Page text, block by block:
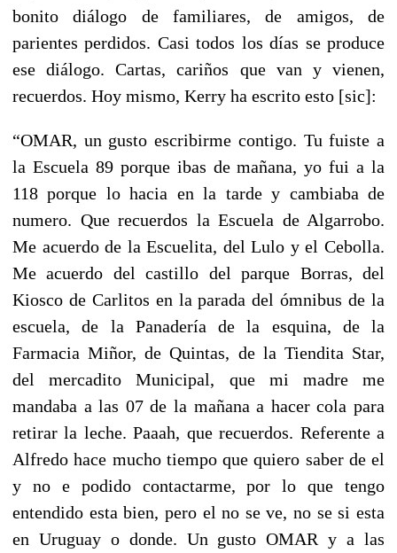
bonito diálogo de familiares, de amigos, de
parientes perdidos. Casi todos los días se produce
ese diálogo. Cartas, cariños que van y vienen,
recuerdos. Hoy mismo, Kerry ha escrito esto [sic]:
“OMAR, un gusto escribirme contigo. Tu fuiste a
la Escuela 89 porque ibas de mañana, yo fui a la
118 porque lo hacia en la tarde y cambiaba de
numero. Que recuerdos la Escuela de Algarrobo.
Me acuerdo de la Escuelita, del Lulo y el Cebolla.
Me acuerdo del castillo del parque Borras, del
Kiosco de Carlitos en la parada del ómnibus de la
escuela, de la Panadería de la esquina, de la
Farmacia Miñor, de Quintas, de la Tiendita Star,
del mercadito Municipal, que mi madre me
mandaba a las 07 de la mañana a hacer cola para
retirar la leche. Paaah, que recuerdos. Referente a
Alfredo hace mucho tiempo que quiero saber de el
y no e podido contactarme, por lo que tengo
entendido esta bien, pero el no se ve, no se si esta
en Uruguay o donde. Un gusto OMAR y a las